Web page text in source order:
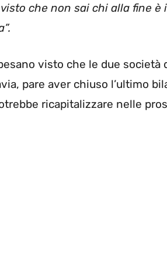
che non sai chi alla fine
visto che le due
pare aver chiuso l’ultimo
ricapitalizzare nelle